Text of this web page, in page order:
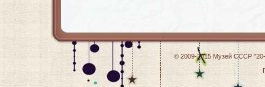
© 2009-2015 Музей СССР